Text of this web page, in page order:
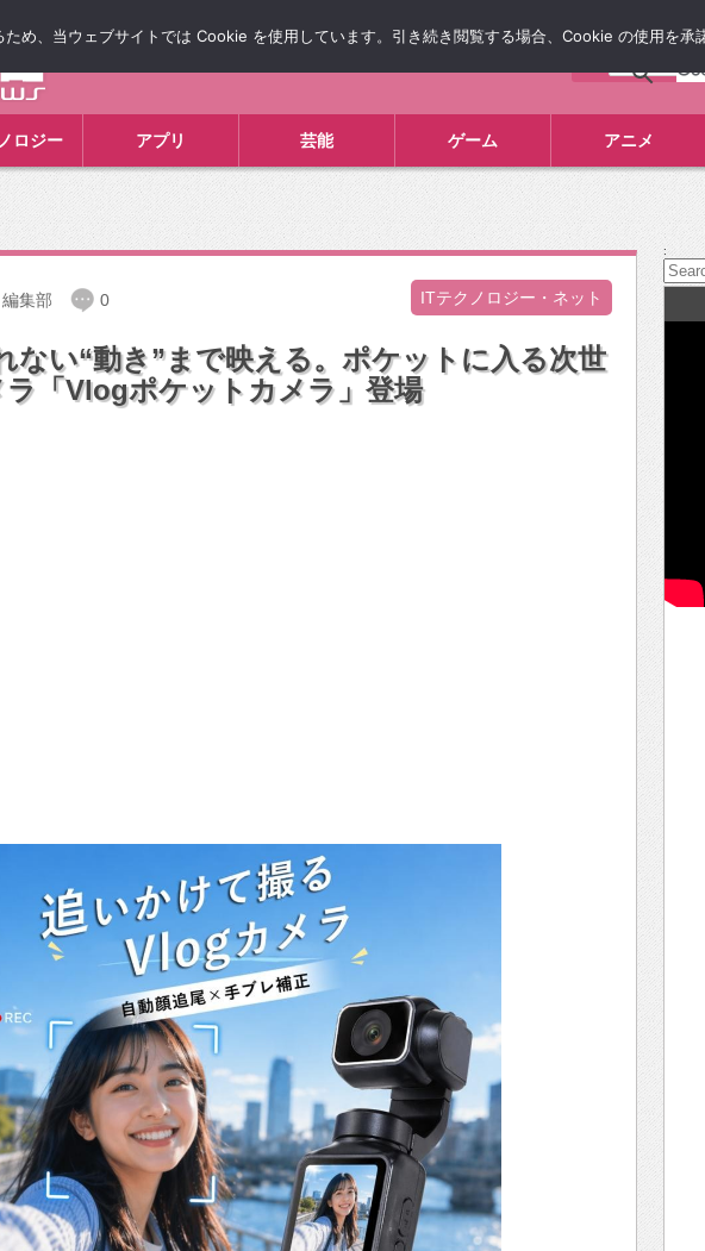
ロジー アプリ 芸能 ゲーム アニメ
編集部 0 ITテクノロジー・ネット
ない“動き”まで映える。ポケットに入る次世
「Vlogポケットカメラ」登場
:
め、当ウェブサイトでは Cookie を使用しています。引き続き閲覧する場合、Cookie の使用を承